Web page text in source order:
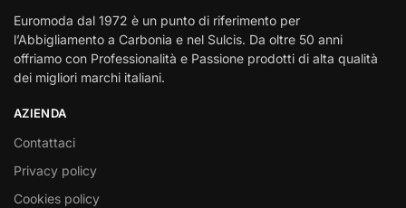
Euromoda dal 1972 è un punto di riferimento per
l’Abbigliamento a Carbonia e nel Sulcis. Da oltre 50 anni
offriamo con Professionalità e Passione prodotti di alta qualità
dei migliori marchi italiani.
AZIENDA
Contattaci
Privacy policy
Cookies policy